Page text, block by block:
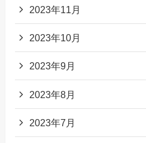
2023年11月
2023年10月
2023年9月
2023年8月
2023年7月